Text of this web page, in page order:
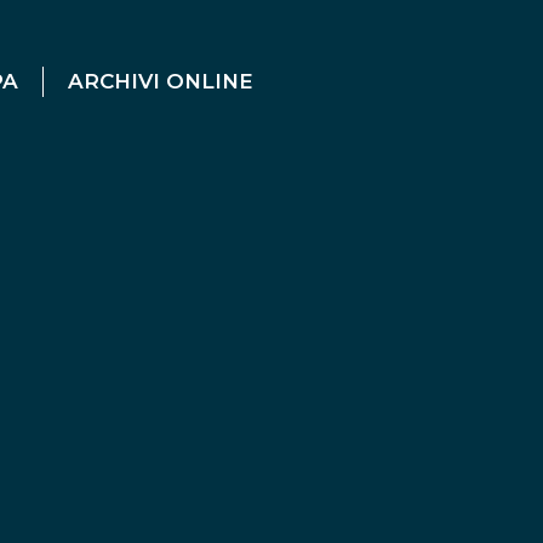
ARCHIVI ONLINE